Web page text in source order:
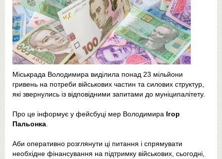
Міськрада Володимира виділила понад 23 мільйони
гривень на потреби військових частин та силових структур,
які звернулись із відповідними запитами до муніципалітету.
Про це інформує у фейсбуці мер Володимира Ігор
Пальонка
Аби оперативно розглянути ці питання і спрямувати
необхідне фінансування на підтримку військових, сьогодні,